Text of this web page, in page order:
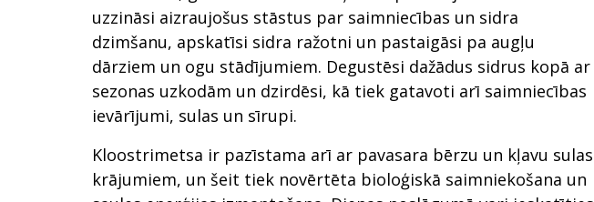
uzzināsi aizraujošus stāstus par saimniecības un sidra
dzimšanu, apskatīsi sidra ražotni un pastaigāsi pa augļu
dārziem un ogu stādījumiem. Degustēsi dažādus sidrus kopā ar
sezonas uzkodām un dzirdēsi, kā tiek gatavoti arī saimniecības
ievārījumi, sulas un sīrupi.
Kloostrimetsa ir pazīstama arī ar pavasara bērzu un kļavu sulas
krājumiem, un šeit tiek novērtēta bioloģiskā saimniekošana un